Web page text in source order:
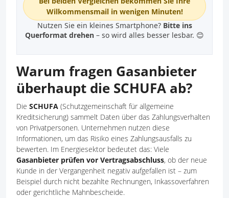
Wilkommensmail in wenigen Minuten!
Nutzen Sie ein kleines Smartphone? Bitte ins
Querformat drehen – so wird alles besser lesbar. 😊
Warum fragen Gasanbieter
überhaupt die SCHUFA ab?
Die SCHUFA (Schutzgemeinschaft für allgemeine
Kreditsicherung) sammelt Daten über das Zahlungsverhalten
von Privatpersonen. Unternehmen nutzen diese
Informationen, um das Risiko eines Zahlungsausfalls zu
bewerten. Im Energiesektor bedeutet das: Viele
Gasanbieter prüfen vor Vertragsabschluss, ob der neue
Kunde in der Vergangenheit negativ aufgefallen ist – zum
Beispiel durch nicht bezahlte Rechnungen, Inkassoverfahren
oder gerichtliche Mahnbescheide.